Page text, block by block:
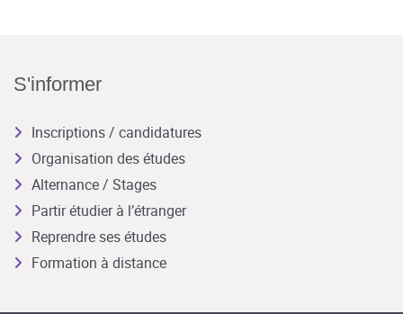
S'informer
Inscriptions / candidatures
Organisation des études
Alternance / Stages
Partir étudier à l’étranger
Reprendre ses études
Formation à distance